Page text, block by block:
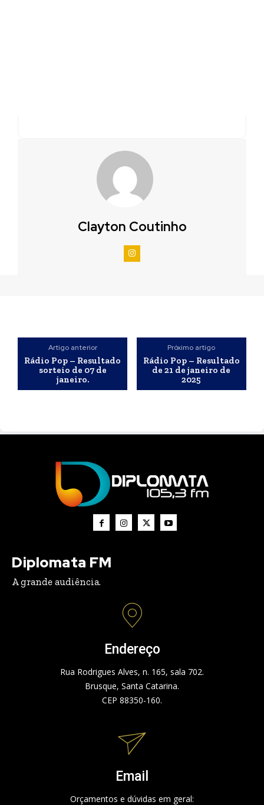
Clayton Coutinho
Artigo anterior
Rádio Pop – Resultado
sorteio de 07 de
janeiro.
Próximo artigo
Rádio Pop – Resultado
de 21 de janeiro de
2025
Diplomata FM
A grande audiência.
Endereço
Rua Rodrigues Alves, n. 165, sala 702.
Brusque, Santa Catarina.
CEP 88350-160.
Email
Orçamentos e dúvidas em geral: